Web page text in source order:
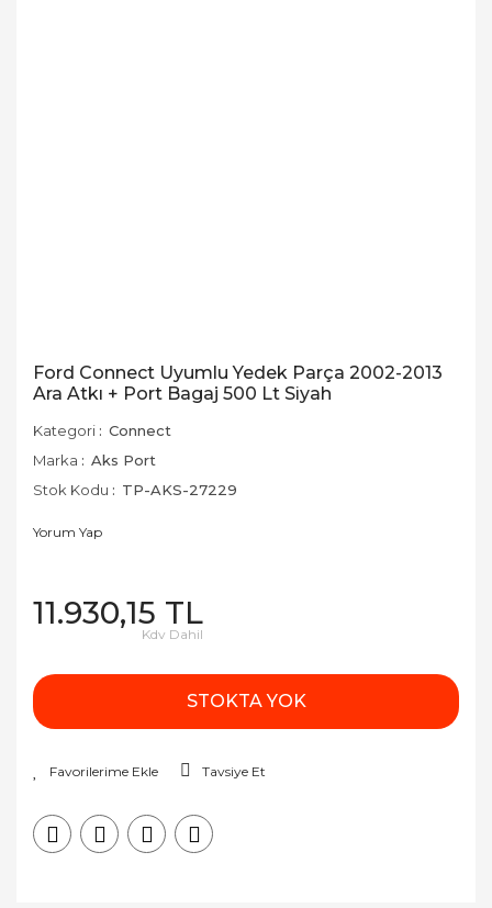
Ford Connect Uyumlu Yedek Parça 2002-2013
Ara Atkı + Port Bagaj 500 Lt Siyah
Kategori
Connect
Marka
Aks Port
Stok Kodu
TP-AKS-27229
Yorum Yap
11.930,15 TL
Kdv Dahil
STOKTA YOK
Tavsiye Et